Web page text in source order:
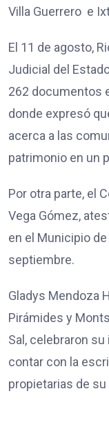
Villa Guerrero e
El 11 de agosto,
Judicial del
262 documentos
donde expresó
acerca a las
patrimonio en un
Por otra parte, el
Vega Gómez,
en el Municipio de
septiembre.
Gladys Mendoza
Pirámides y
Sal, celebraron
contar con la
propietarias de